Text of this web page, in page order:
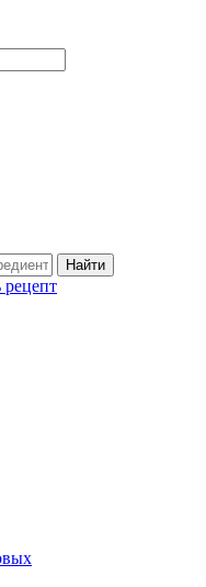
рецепт